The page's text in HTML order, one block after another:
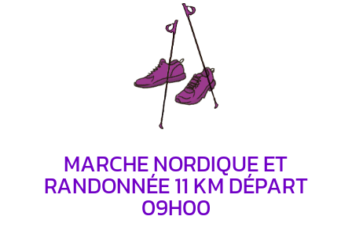
MARCHE NORDIQUE ET
RANDONNÉE 11 KM DÉPART
09H00